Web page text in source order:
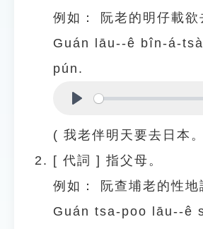
例如：
阮老的明仔載欲
Guán lāu--ê bîn-á-
pún.
( 我老伴明天要去日本
[ 代詞 ] 指父母。
例如：
阮查埔老的性地
Guán tsa-poo lāu--ê